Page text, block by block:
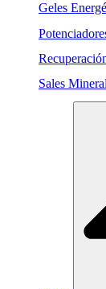
Geles
Sales